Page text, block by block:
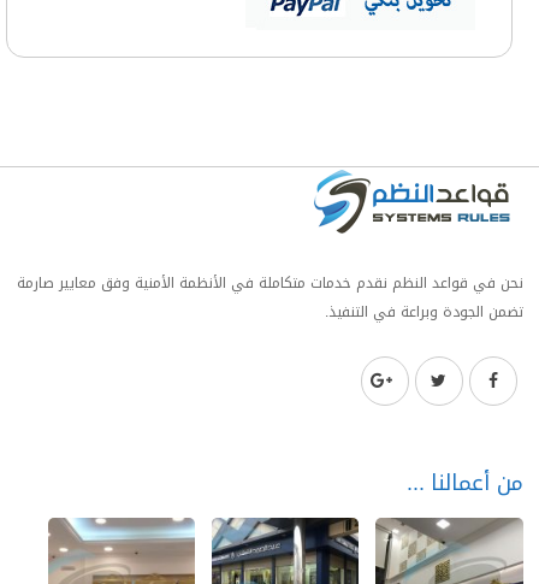
نحن في قواعد النظم نقدم خدمات متكاملة في الأنظمة الأمنية وفق معايير صارمة
تضمن الجودة وبراعة في التنفيذ.
من أعمالنا